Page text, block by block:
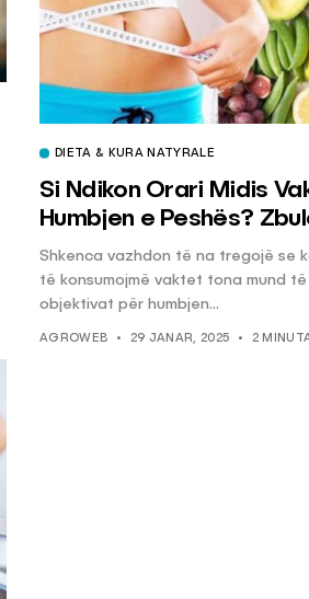
DIETA & KURA NATYRALE
Si Ndikon Orari Midis
Humbjen e Peshës?
Shkenca vazhdon të na tregojë se
të konsumojmë vaktet tona mund të
objektivat për humbjen...
AGROWEB 29 JANAR, 2025 2